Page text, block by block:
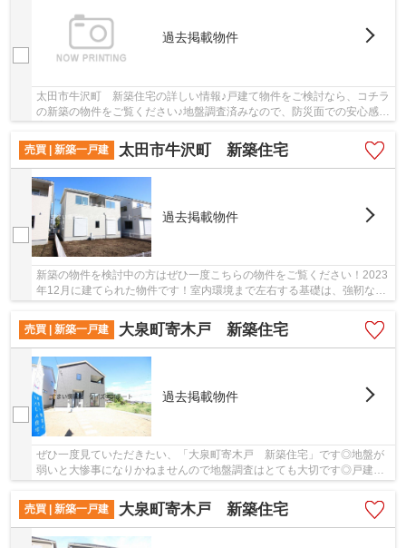
過去掲載物件
太田市牛沢町 新築住宅の詳しい情報♪戸建て物件をご検討なら、コチラ
の新築の物件をご覧ください♪地盤調査済みなので、防災面での安心感が
売買 | 新築一戸建
太田市牛沢町 新築住宅
過去掲載物件
新築の物件を検討中の方はぜひ一度こちらの物件をご覧ください！2023
年12月に建てられた物件です！室内環境まで左右する基礎は、強靭なベ
売買 | 新築一戸建
大泉町寄木戸 新築住宅
過去掲載物件
ぜひ一度見ていただきたい、「大泉町寄木戸 新築住宅」です◎地盤が
弱いと大惨事になりかねませんので地盤調査はとても大切です◎戸建て
売買 | 新築一戸建
大泉町寄木戸 新築住宅